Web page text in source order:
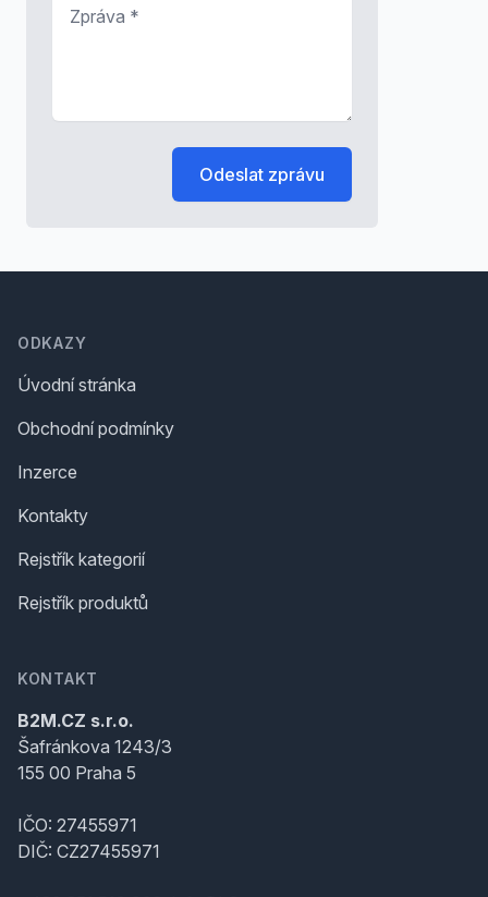
Odeslat zprávu
ODKAZY
Úvodní stránka
Obchodní podmínky
Inzerce
Kontakty
Rejstřík kategorií
Rejstřík produktů
KONTAKT
B2M.CZ s.r.o.
Šafránkova 1243/3
155 00 Praha 5
IČO: 27455971
DIČ: CZ27455971